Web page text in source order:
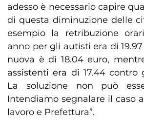
adesso è necessario capire
di questa diminuzione delle
esempio la retribuzione
anno per gli autisti era di
nuova è di 18.04 euro,
assistenti era di 17.44 contro
La soluzione non può
Intendiamo segnalare il caso
lavoro e Prefettura”.